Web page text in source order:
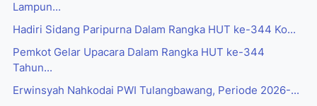
Lampun...
Hadiri Sidang Paripurna Dalam Rangka HUT ke-344 Ko...
Pemkot Gelar Upacara Dalam Rangka HUT ke-344
Tahun...
Erwinsyah Nahkodai PWI Tulangbawang, Periode 2026-...